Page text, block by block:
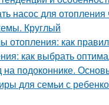
насос для отопления
Круглый
отопления: как
как выбрать
подоконнике.
для семьи с